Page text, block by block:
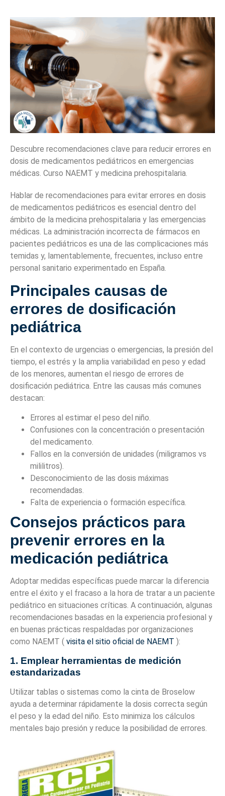
Descubre recomendaciones clave para reducir errores en
dosis de medicamentos pediátricos en emergencias
médicas. Curso NAEMT y medicina prehospitalaria.
Hablar de recomendaciones para evitar errores en dosis
de medicamentos pediátricos es esencial dentro del
ámbito de la medicina prehospitalaria y las emergencias
médicas. La administración incorrecta de fármacos en
pacientes pediátricos es una de las complicaciones más
temidas y, lamentablemente, frecuentes, incluso entre
personal sanitario experimentado en España.
Principales causas de
errores de dosificación
pediátrica
En el contexto de urgencias o emergencias, la presión del
tiempo, el estrés y la amplia variabilidad en peso y edad
de los menores, aumentan el riesgo de errores de
dosificación pediátrica. Entre las causas más comunes
destacan:
Errores al estimar el peso del niño.
Confusiones con la concentración o presentación
del medicamento.
Fallos en la conversión de unidades (miligramos vs
mililitros).
Desconocimiento de las dosis máximas
recomendadas.
Falta de experiencia o formación específica.
Consejos prácticos para
prevenir errores en la
medicación pediátrica
Adoptar medidas específicas puede marcar la diferencia
entre el éxito y el fracaso a la hora de tratar a un paciente
pediátrico en situaciones críticas. A continuación, algunas
recomendaciones basadas en la experiencia profesional y
en buenas prácticas respaldadas por organizaciones
como NAEMT ( visita el sitio oficial de NAEMT ):
1. Emplear herramientas de medición
estandarizadas
Utilizar tablas o sistemas como la cinta de Broselow
ayuda a determinar rápidamente la dosis correcta según
el peso y la edad del niño. Esto minimiza los cálculos
mentales bajo presión y reduce la posibilidad de errores.